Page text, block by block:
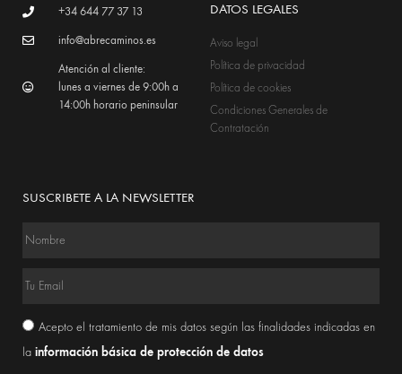
+34 644 77 37 13
info@abrecaminos.es
Atención al cliente:
lunes a viernes de 9:00h a
14:00h horario peninsular
DATOS LEGALES
Aviso legal
Política de privacidad
Política de cookies
Condiciones Generales de
Contratación
SUSCRIBETE A LA NEWSLETTER
Acepto el tratamiento de mis datos según las finalidades indicadas en
la información básica de protección de datos